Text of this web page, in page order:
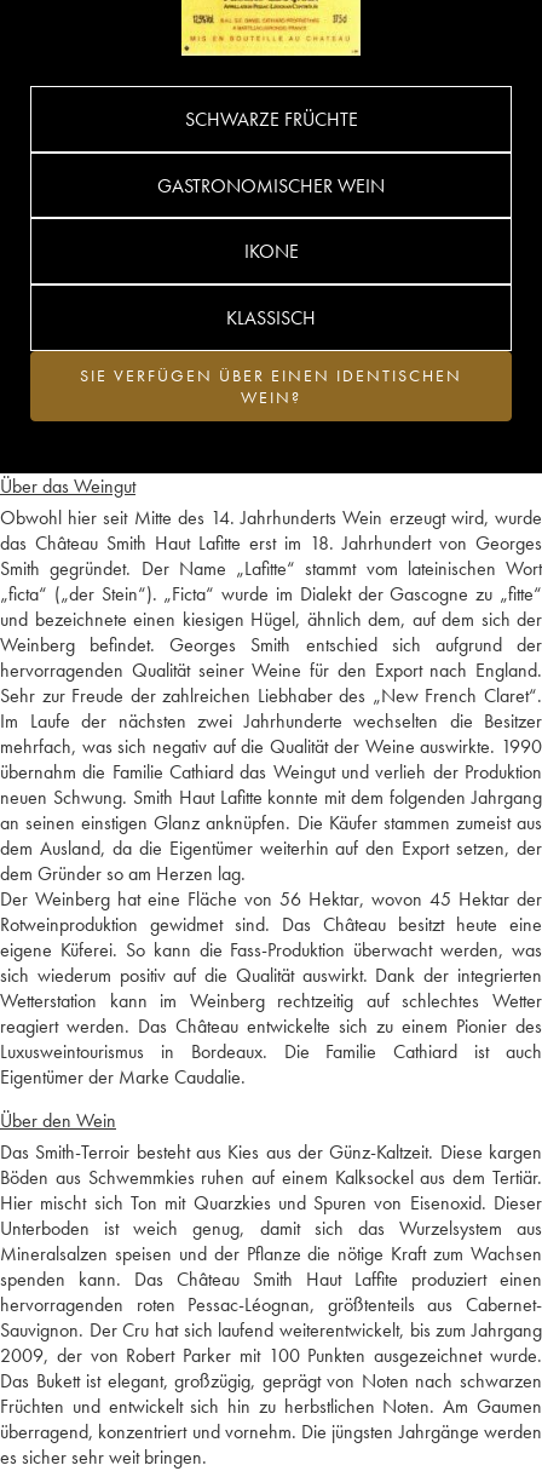
Über das Weingut
Obwohl hier seit Mitte des 14. Jahrhunderts Wein erzeugt wird, wurde
das Château Smith Haut Lafitte erst im 18. Jahrhundert von Georges
Smith gegründet. Der Name „Lafitte“ stammt vom lateinischen Wort
„ficta“ („der Stein“). „Ficta“ wurde im Dialekt der Gascogne zu „fitte“
und bezeichnete einen kiesigen Hügel, ähnlich dem, auf dem sich der
Weinberg befindet. Georges Smith entschied sich aufgrund der
hervorragenden Qualität seiner Weine für den Export nach England.
Sehr zur Freude der zahlreichen Liebhaber des „New French Claret“.
Im Laufe der nächsten zwei Jahrhunderte wechselten die Besitzer
mehrfach, was sich negativ auf die Qualität der Weine auswirkte. 1990
übernahm die Familie Cathiard das Weingut und verlieh der Produktion
neuen Schwung. Smith Haut Lafitte konnte mit dem folgenden Jahrgang
an seinen einstigen Glanz anknüpfen. Die Käufer stammen zumeist aus
dem Ausland, da die Eigentümer weiterhin auf den Export setzen, der
dem Gründer so am Herzen lag.
Der Weinberg hat eine Fläche von 56 Hektar, wovon 45 Hektar der
Rotweinproduktion gewidmet sind. Das Château besitzt heute eine
eigene Küferei. So kann die Fass-Produktion überwacht werden, was
sich wiederum positiv auf die Qualität auswirkt. Dank der integrierten
Wetterstation kann im Weinberg rechtzeitig auf schlechtes Wetter
reagiert werden. Das Château entwickelte sich zu einem Pionier des
Luxusweintourismus in Bordeaux. Die Familie Cathiard ist auch
Eigentümer der Marke Caudalie.
Über den Wein
Das Smith-Terroir besteht aus Kies aus der Günz-Kaltzeit. Diese kargen
Böden aus Schwemmkies ruhen auf einem Kalksockel aus dem Tertiär.
Hier mischt sich Ton mit Quarzkies und Spuren von Eisenoxid. Dieser
Unterboden ist weich genug, damit sich das Wurzelsystem aus
Mineralsalzen speisen und der Pflanze die nötige Kraft zum Wachsen
spenden kann. Das Château Smith Haut Laffite produziert einen
hervorragenden roten Pessac-Léognan, größtenteils aus Cabernet-
Sauvignon. Der Cru hat sich laufend weiterentwickelt, bis zum Jahrgang
2009, der von Robert Parker mit 100 Punkten ausgezeichnet wurde.
Das Bukett ist elegant, großzügig, geprägt von Noten nach schwarzen
Früchten und entwickelt sich hin zu herbstlichen Noten. Am Gaumen
überragend, konzentriert und vornehm. Die jüngsten Jahrgänge werden
es sicher sehr weit bringen.
SCHWARZE FRÜCHTE
GASTRONOMISCHER WEIN
IKONE
KLASSISCH
SIE VERFÜGEN ÜBER EINEN IDENTISCHEN
WEIN?